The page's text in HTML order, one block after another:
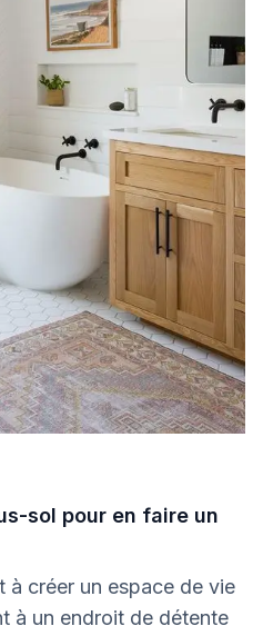
sol pour en faire un
à créer un espace de vie
à un endroit de détente